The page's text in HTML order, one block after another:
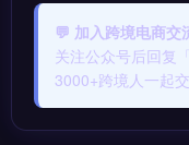
💬 加入跨境电商交
关注公众号后回复
3000+跨境人一起